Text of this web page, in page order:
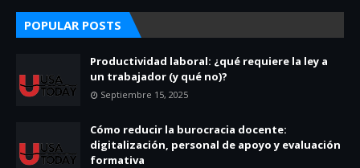
POPULAR POSTS
Productividad laboral: ¿qué requiere la ley a
un trabajador (y qué no)?
Septiembre 15, 2025
Cómo reducir la burocracia docente:
digitalización, personal de apoyo y evaluación
formativa